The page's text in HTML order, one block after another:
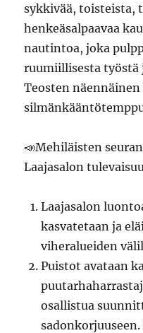
sykkivää, toisteista,
henkeäsalpaavaa
nautintoa, joka
ruumiillisesta työstä
Teosten näennäinen
📣Mehiläisten
Laajasalon
Laajasalon
kasvatetaan ja
viheralueiden
Puistot avataan
osallistua